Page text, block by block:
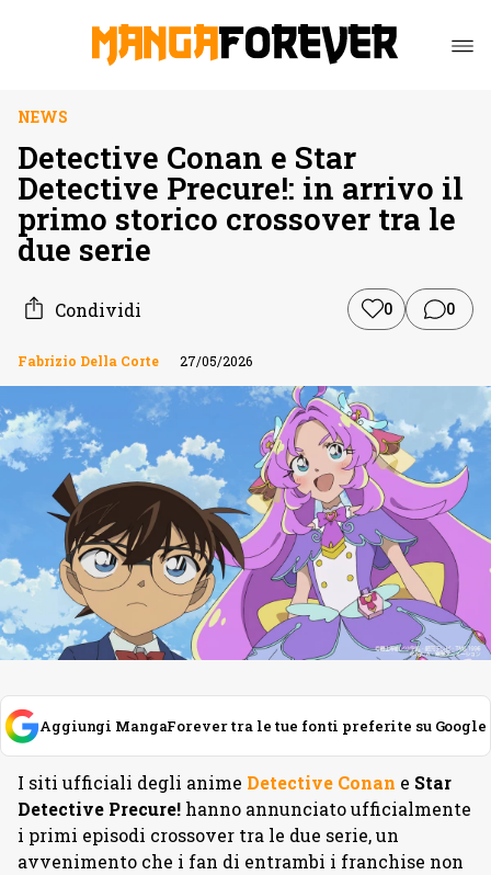
NEWS
Detective Conan e Star
Detective Precure!: in arrivo il
primo storico crossover tra le
due serie
Condividi 0 0
Fabrizio Della Corte 27/05/2026
Aggiungi MangaForever tra le tue fonti preferite su Google
I siti ufficiali degli anime Detective Conan e Star
Detective Precure! hanno annunciato ufficialmente
i primi episodi crossover tra le due serie, un
avvenimento che i fan di entrambi i franchise non